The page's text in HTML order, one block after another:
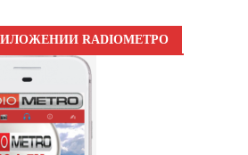
RADIOМЕТРО